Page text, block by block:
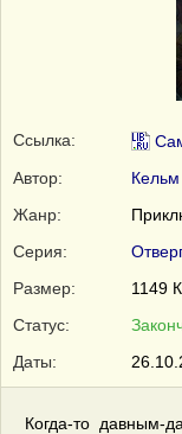
Ссылка:
Автор:
Жанр:
Серия:
Размер:
1149
Статус:
Даты:
Когда-то давным-